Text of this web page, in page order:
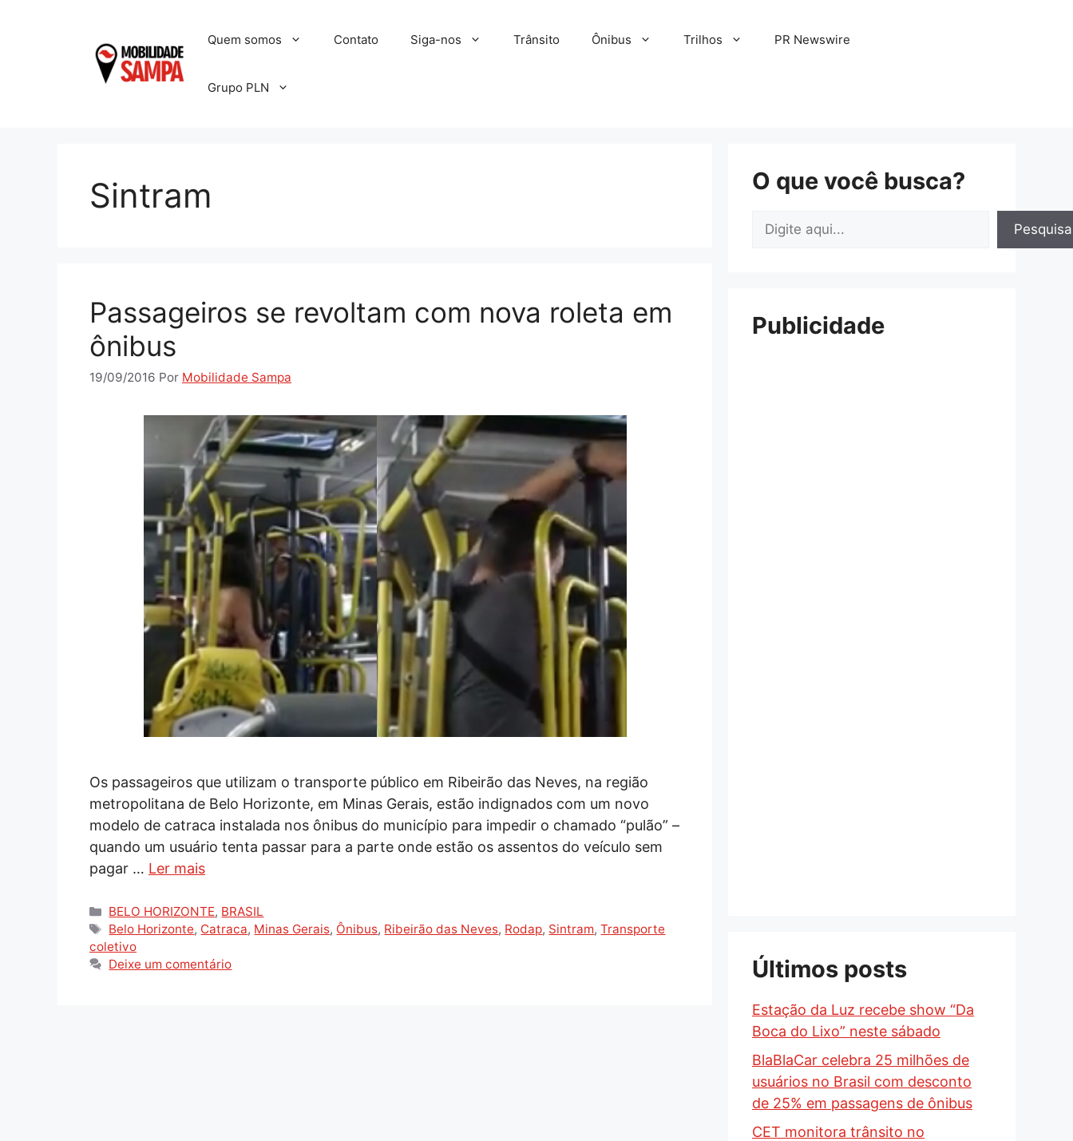
Quem somos Contato Siga-nos Trânsito Ônibus Trilhos PR Newswire
Grupo PLN
Sintram
Passageiros se revoltam com nova roleta em
ônibus
19/09/2016 Por Mobilidade Sampa
Os passageiros que utilizam o transporte público em Ribeirão das Neves, na região
metropolitana de Belo Horizonte, em Minas Gerais, estão indignados com um novo
modelo de catraca instalada nos ônibus do município para impedir o chamado “pulão” –
quando um usuário tenta passar para a parte onde estão os assentos do veículo sem
pagar … Ler mais
Categorias
BELO HORIZONTE, BRASIL
Tags
Belo Horizonte, Catraca, Minas Gerais, Ônibus, Ribeirão das Neves, Rodap, Sintram,Transporte
coletivo
Deixe um comentário
O que você busca?
Pesquisar
Publicidade
Últimos posts
Estação da Luz recebe show “Da
Boca do Lixo” neste sábado
BlaBlaCar celebra 25 milhões de
usuários no Brasil com desconto
de 25% em passagens de ônibus
CET monitora trânsito no